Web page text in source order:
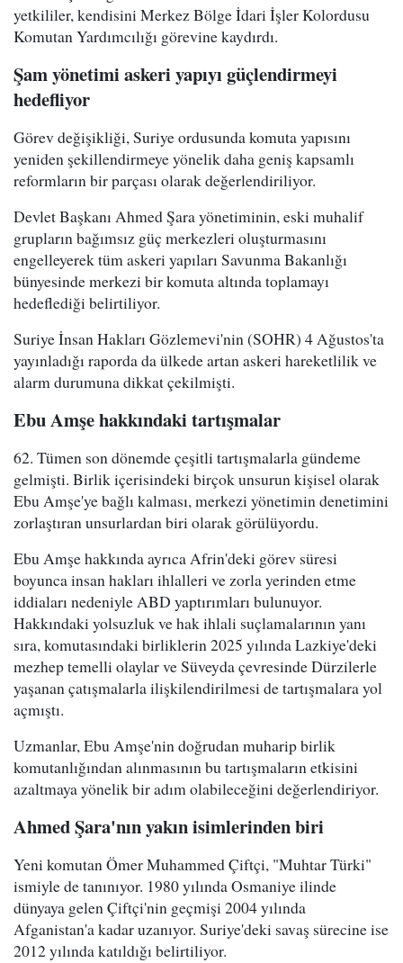
yetkililer, kendisini Merkez Bölge İdari İşler Kolordusu
Komutan Yardımcılığı görevine kaydırdı.
Şam yönetimi askeri yapıyı güçlendirmeyi
hedefliyor
Görev değişikliği, Suriye ordusunda komuta yapısını
yeniden şekillendirmeye yönelik daha geniş kapsamlı
reformların bir parçası olarak değerlendiriliyor.
Devlet Başkanı Ahmed Şara yönetiminin, eski muhalif
grupların bağımsız güç merkezleri oluşturmasını
engelleyerek tüm askeri yapıları Savunma Bakanlığı
bünyesinde merkezi bir komuta altında toplamayı
hedeflediği belirtiliyor.
Suriye İnsan Hakları Gözlemevi'nin (SOHR) 4 Ağustos'ta
yayınladığı raporda da ülkede artan askeri hareketlilik ve
alarm durumuna dikkat çekilmişti.
Ebu Amşe hakkındaki tartışmalar
62. Tümen son dönemde çeşitli tartışmalarla gündeme
gelmişti. Birlik içerisindeki birçok unsurun kişisel olarak
Ebu Amşe'ye bağlı kalması, merkezi yönetimin denetimini
zorlaştıran unsurlardan biri olarak görülüyordu.
Ebu Amşe hakkında ayrıca Afrin'deki görev süresi
boyunca insan hakları ihlalleri ve zorla yerinden etme
iddiaları nedeniyle ABD yaptırımları bulunuyor.
Hakkındaki yolsuzluk ve hak ihlali suçlamalarının yanı
sıra, komutasındaki birliklerin 2025 yılında Lazkiye'deki
mezhep temelli olaylar ve Süveyda çevresinde Dürzilerle
yaşanan çatışmalarla ilişkilendirilmesi de tartışmalara yol
açmıştı.
Uzmanlar, Ebu Amşe'nin doğrudan muharip birlik
komutanlığından alınmasının bu tartışmaların etkisini
azaltmaya yönelik bir adım olabileceğini değerlendiriyor.
Ahmed Şara'nın yakın isimlerinden biri
Yeni komutan Ömer Muhammed Çiftçi, "Muhtar Türki"
ismiyle de tanınıyor. 1980 yılında Osmaniye ilinde
dünyaya gelen Çiftçi'nin geçmişi 2004 yılında
Afganistan'a kadar uzanıyor. Suriye'deki savaş sürecine ise
2012 yılında katıldığı belirtiliyor.